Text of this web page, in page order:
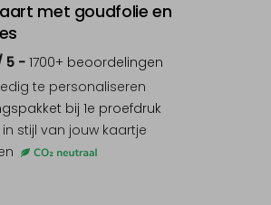
met goudfolie en
5 - 1700+ beoordelingen
te personaliseren
bij 1e proefdruk
in stijl van jouw kaartje